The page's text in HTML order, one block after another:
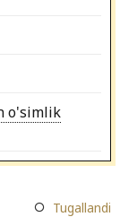
o'simlik
Tugallandi